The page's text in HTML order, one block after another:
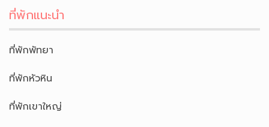
ที่พักแนะนำ
ที่พักพัทยา
ที่พักหัวหิน
ที่พักเขาใหญ่